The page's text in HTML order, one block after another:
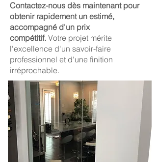
Contactez-nous dès maintenant pour
obtenir rapidement un estimé,
accompagné d'un prix
compétitif. Votre projet mérite
l'excellence d'un savoir-faire
professionnel et d'une finition
irréprochable.